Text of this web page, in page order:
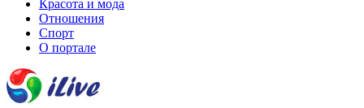
Красота и мода
Отношения
Спорт
О портале